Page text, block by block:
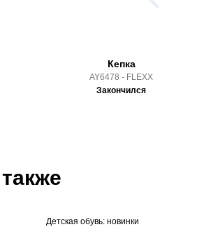
Кепка
AY6478 - FLEXX
Закончился
Детская обувь: новинки